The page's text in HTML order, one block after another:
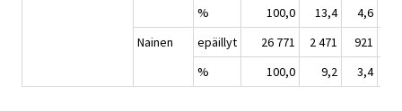
%
100,0 13,4 4,6
Nainen
epäillyt 26 771 2 471 921
%
100,0 9,2 3,4